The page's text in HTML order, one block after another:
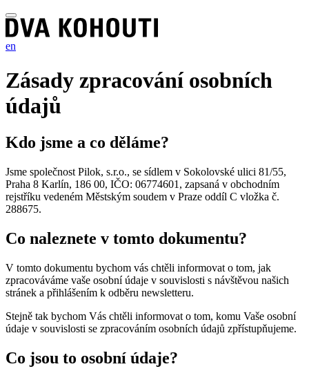
en
Zásady zpracování osobních
údajů
Kdo jsme a co děláme?
Jsme společnost Pilok, s.r.o., se sídlem v Sokolovské ulici 81/55,
Praha 8 Karlín, 186 00, IČO: 06774601, zapsaná v obchodním
rejstříku vedeném Městským soudem v Praze oddíl C vložka č.
288675.
Co naleznete v tomto dokumentu?
V tomto dokumentu bychom vás chtěli informovat o tom, jak
zpracováváme vaše osobní údaje v souvislosti s návštěvou našich
stránek a přihlášením k odběru newsletteru.
Stejně tak bychom Vás chtěli informovat o tom, komu Vaše osobní
údaje v souvislosti se zpracováním osobních údajů zpřístupňujeme.
Co jsou to osobní údaje?